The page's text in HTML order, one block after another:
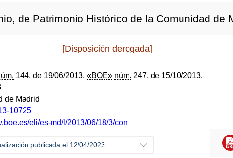
de Patrimonio Histórico de la Comunidad de
[Disposición derogada]
144, de 19/06/2013, «BOE» núm. 247, de 15/10/2013.
de Madrid
10725
eli/es-md/l/2013/06/18/3/con
publicada el 12/04/2023